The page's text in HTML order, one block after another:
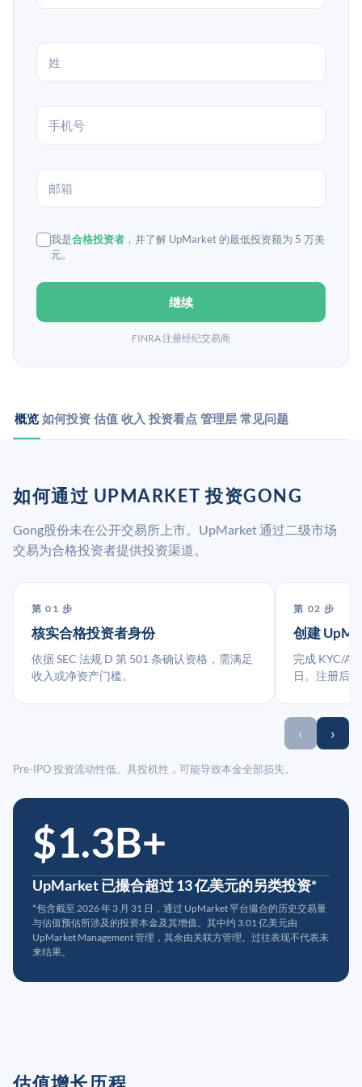
我是合格投资者 ，并了解 UpMarket 的最低投资额为 5 万美
元。
继续
FINRA 注册经纪交易商
概览 如何投资 估值 收入 投资看点 管理层 常见问题
如何通过 UPMARKET 投资GONG
Gong股份未在公开交易所上市。UpMarket 通过二级市场
交易为合格投资者提供投资渠道。
第 01 步
核实合格投资者身份
依据 SEC 法规 D 第 501 条确认资格，需满足
收入或净资产门槛。
第 02 步
创建
完成 KYC/
日。注册后
‹ ›
Pre-IPO 投资流动性低、具投机性，可能导致本金全部损失。
$1.3B+
UpMarket 已撮合超过 13 亿美元的另类投资*
*包含截至 2026 年 3 月 31 日，通过 UpMarket 平台撮合的历史交易量
与估值预估所涉及的投资本金及其增值。其中约 3.01 亿美元由
UpMarket Management 管理，其余由关联方管理。过往表现不代表未
来结果。
估值增长历程